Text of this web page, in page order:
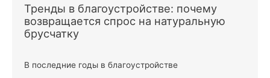
Тренды в благоустройстве: почему
возвращается спрос на натуральную
брусчатку
В последние годы в благоустройстве